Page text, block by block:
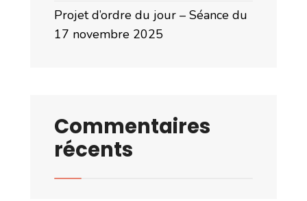
Projet d’ordre du jour – Séance du
17 novembre 2025
Commentaires
récents